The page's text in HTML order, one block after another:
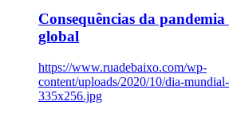
Consequências da
global
https://www.ruadebaixo.com/wp-
content/uploads/2020/10/dia-
335x256.jpg